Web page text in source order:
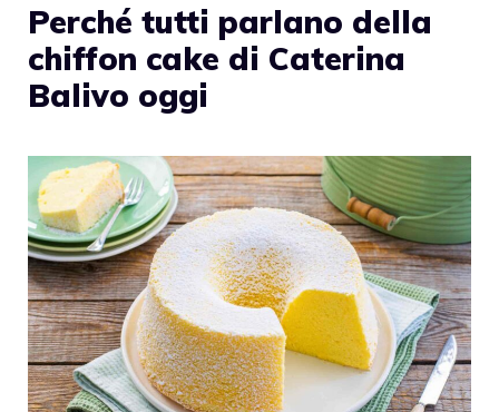
Perché tutti parlano della
chiffon cake di Caterina
Balivo oggi